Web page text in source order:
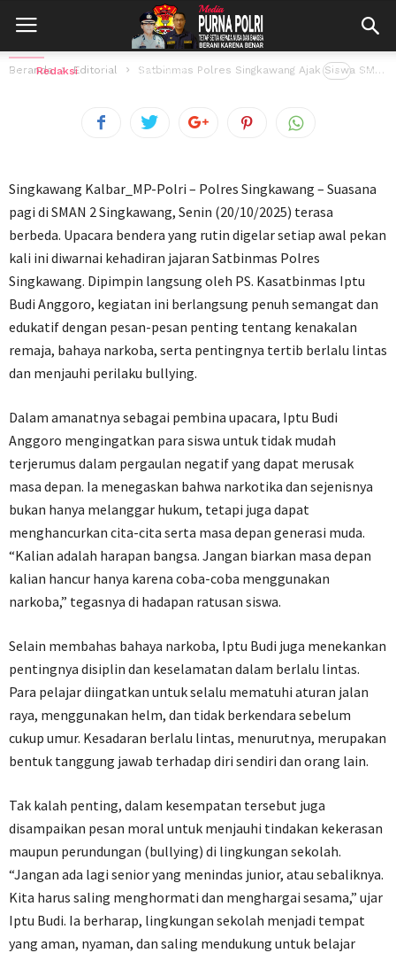
Beranda Editorial Satbinmas Polres Singkawang Ajak Siswa SMAN 2 Jadi Generasi Hebat Tanpa Narkoba...
Siswa SMAN 2 Jadi Generasi Hebat Tanpa
Narkoba dan Bullying
Oleh Redaksi 20 Oktober 2025 27 views
Singkawang Kalbar_MP-Polri – Polres Singkawang – Suasana
pagi di SMAN 2 Singkawang, Senin (20/10/2025) terasa
berbeda. Upacara bendera yang rutin digelar setiap awal pekan
kali ini diwarnai kehadiran jajaran Satbinmas Polres
Singkawang. Dipimpin langsung oleh PS. Kasatbinmas Iptu
Budi Anggoro, kegiatan ini berlangsung penuh semangat dan
edukatif dengan pesan-pesan penting tentang kenakalan
remaja, bahaya narkoba, serta pentingnya tertib berlalu lintas
dan menjauhi perilaku bullying.
Dalam amanatnya sebagai pembina upacara, Iptu Budi
Anggoro mengingatkan para siswa untuk tidak mudah
terjerumus dalam pergaulan negatif yang dapat merusak
masa depan. Ia menegaskan bahwa narkotika dan sejenisnya
bukan hanya melanggar hukum, tetapi juga dapat
menghancurkan cita-cita serta masa depan generasi muda.
“Kalian adalah harapan bangsa. Jangan biarkan masa depan
kalian hancur hanya karena coba-coba menggunakan
narkoba,” tegasnya di hadapan ratusan siswa.
Selain membahas bahaya narkoba, Iptu Budi juga menekankan
pentingnya disiplin dan keselamatan dalam berlalu lintas.
Para pelajar diingatkan untuk selalu mematuhi aturan jalan
raya, menggunakan helm, dan tidak berkendara sebelum
cukup umur. Kesadaran berlalu lintas, menurutnya, merupakan
bentuk tanggung jawab terhadap diri sendiri dan orang lain.
Tak kalah penting, dalam kesempatan tersebut juga
disampaikan pesan moral untuk menjauhi tindakan kekerasan
maupun perundungan (bullying) di lingkungan sekolah.
“Jangan ada lagi senior yang menindas junior, atau sebaliknya.
Kita harus saling menghormati dan menghargai sesama,” ujar
Iptu Budi. Ia berharap, lingkungan sekolah menjadi tempat
yang aman, nyaman, dan saling mendukung untuk belajar